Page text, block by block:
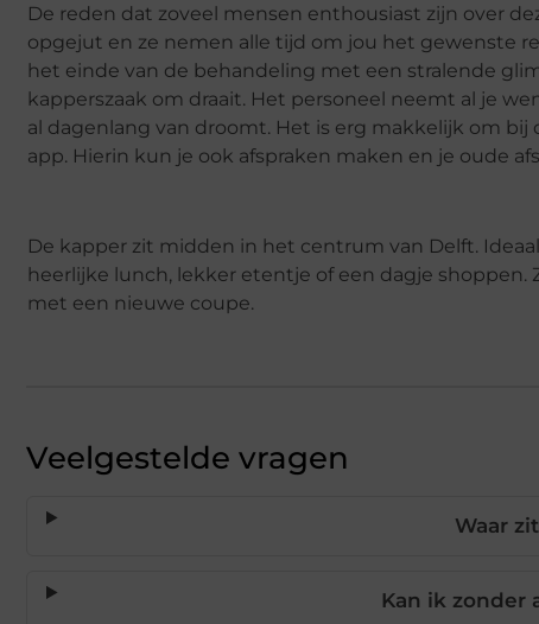
De reden dat zoveel mensen enthousiast zijn over
opgejut en ze nemen alle tijd om jou het gewenste
het einde van de behandeling met een stralende
kapperszaak om draait. Het personeel neemt al je
al dagenlang van droomt. Het is erg makkelijk om
app. Hierin kun je ook afspraken maken en je oude
De kapper zit midden in het centrum van Delft.
heerlijke lunch, lekker etentje of een dagje
met een nieuwe coupe.
Veelgestelde vragen
Waar
Kan ik zonder